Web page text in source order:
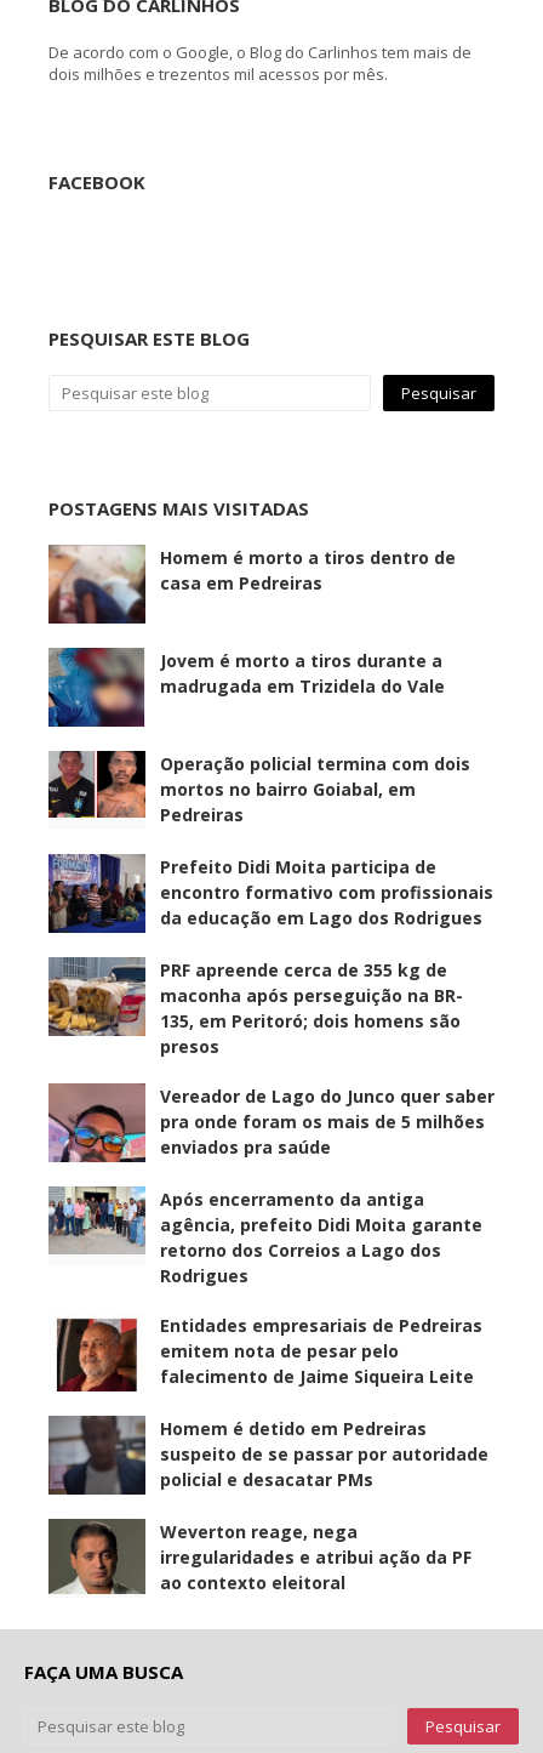
De acordo com o Google, o Blog do Carlinhos tem mais de
dois milhões e trezentos mil acessos por mês.
FACEBOOK
PESQUISAR ESTE BLOG
POSTAGENS MAIS VISITADAS
Homem é morto a tiros dentro de
casa em Pedreiras
Jovem é morto a tiros durante a
madrugada em Trizidela do Vale
Operação policial termina com dois
mortos no bairro Goiabal, em
Pedreiras
Prefeito Didi Moita participa de
encontro formativo com profissionais
da educação em Lago dos Rodrigues
PRF apreende cerca de 355 kg de
maconha após perseguição na BR-
135, em Peritoró; dois homens são
presos
Vereador de Lago do Junco quer saber
pra onde foram os mais de 5 milhões
enviados pra saúde
Após encerramento da antiga
agência, prefeito Didi Moita garante
retorno dos Correios a Lago dos
Rodrigues
Entidades empresariais de Pedreiras
emitem nota de pesar pelo
falecimento de Jaime Siqueira Leite
Homem é detido em Pedreiras
suspeito de se passar por autoridade
policial e desacatar PMs
Weverton reage, nega
irregularidades e atribui ação da PF
ao contexto eleitoral
FAÇA UMA BUSCA